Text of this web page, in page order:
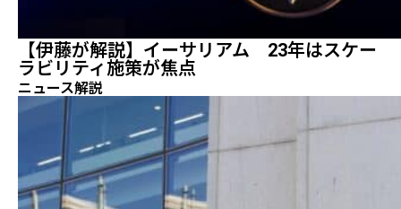
【伊藤が解説】イーサリアム 23年はスケー
ラビリティ施策が焦点
ニュース解説